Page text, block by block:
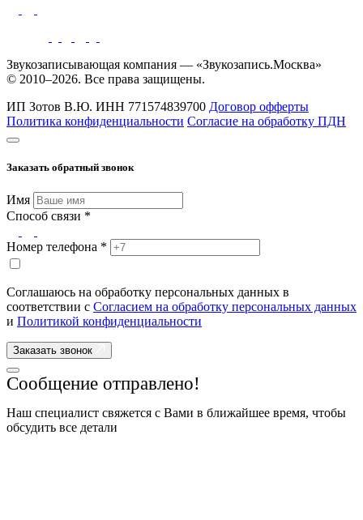
Звукозаписывающая компания — «Звукозапись.Москва»
© 2010–2026. Все права защищены.
ИП Зотов В.Ю. ИНН 771574839700 Договор офферты
Политика конфиденциальности Согласие на обработку ПДН
Заказать обратный звонок
Имя
Способ связи *
Номер телефона *
Соглашаюсь на обработку персональных данных в
соответствии с Согласием на обработку персональных данных
и Политикой конфиденциальности
Заказать звонок
Сообщение отправлено!
Наш специалист свяжется с Вами в ближайшее время, чтобы
обсудить все детали